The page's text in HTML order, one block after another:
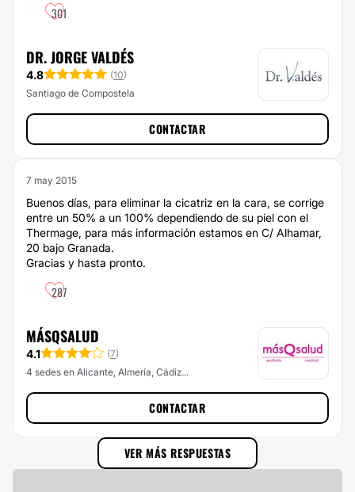
301
DR. JORGE VALDÉS
4.8 (10)
Santiago de Compostela
CONTACTAR
7 may 2015
Buenos días, para eliminar la cicatriz en la cara, se corrige
entre un 50% a un 100% dependiendo de su piel con el
Thermage, para más información estamos en C/ Alhamar,
20 bajo Granada.
Gracias y hasta pronto.
287
MÁSQSALUD
4.1 (7)
4 sedes en Alicante, Almería, Cádiz...
CONTACTAR
VER MÁS RESPUESTAS